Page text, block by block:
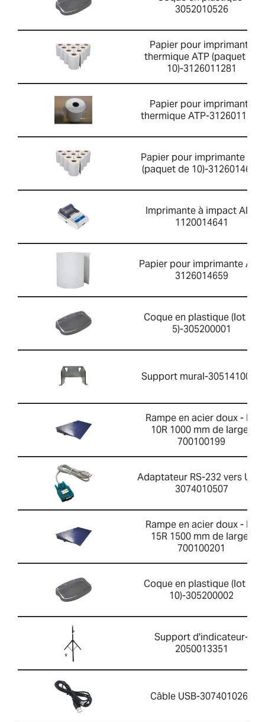
3052010526
Papier pour imprimante
thermique ATP (paquet de
10)-3126011281
Papier pour imprimante
thermique ATP-3126011263
Papier pour imprimante AIP
(paquet de 10)-3126014660
Imprimante à impact AIP-
1120014641
Papier pour imprimante AIP-
3126014659
Coque en plastique (lot de
5)-305200001
Support mural-3051410045
Rampe en acier doux - PT
10R 1000 mm de large-
700100199
Adaptateur RS-232 vers
3074010507
Rampe en acier doux - PT
15R 1500 mm de large-
700100201
Coque en plastique (lot de
10)-305200002
Support d'indicateur-
2050013351
Câble USB-3074010267